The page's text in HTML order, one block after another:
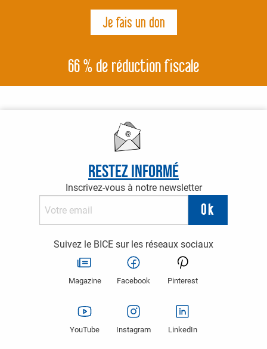
66 % de réduction fiscale
Restez informé
Inscrivez-vous à notre newsletter
Suivez le BICE sur les réseaux sociaux
Magazine Facebook Pinterest
YouTube Instagram LinkedIn